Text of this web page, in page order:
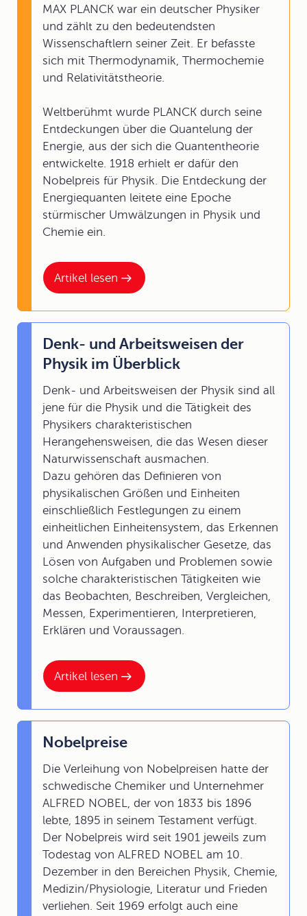
Artikel lesen
MAX PLANCK war ein deutscher Physiker
und zählt zu den bedeutendsten
Wissenschaftlern seiner Zeit. Er befasste
sich mit Thermodynamik, Thermochemie
und Relativitätstheorie.
Weltberühmt wurde PLANCK durch seine
Entdeckungen über die Quantelung der
Energie, aus der sich die Quantentheorie
entwickelte. 1918 erhielt er dafür den
Nobelpreis für Physik. Die Entdeckung der
Energiequanten leitete eine Epoche
stürmischer Umwälzungen in Physik und
Chemie ein.
Artikel lesen
Denk- und Arbeitsweisen der
Physik im Überblick
Denk- und Arbeitsweisen der Physik sind all
jene für die Physik und die Tätigkeit des
Physikers charakteristischen
Herangehensweisen, die das Wesen dieser
Naturwissenschaft ausmachen.
Dazu gehören das Definieren von
physikalischen Größen und Einheiten
einschließlich Festlegungen zu einem
einheitlichen Einheitensystem, das Erkennen
und Anwenden physikalischer Gesetze, das
Lösen von Aufgaben und Problemen sowie
solche charakteristischen Tätigkeiten wie
das Beobachten, Beschreiben, Vergleichen,
Messen, Experimentieren, Interpretieren,
Erklären und Voraussagen.
Nobelpreise
Die Verleihung von Nobelpreisen hatte der
schwedische Chemiker und Unternehmer
ALFRED NOBEL, der von 1833 bis 1896
lebte, 1895 in seinem Testament verfügt.
Der Nobelpreis wird seit 1901 jeweils zum
Todestag von ALFRED NOBEL am 10.
Dezember in den Bereichen Physik, Chemie,
Medizin/Physiologie, Literatur und Frieden
verliehen. Seit 1969 erfolgt auch eine